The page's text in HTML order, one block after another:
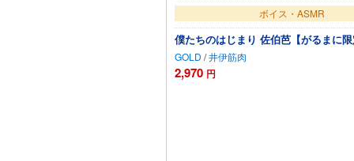
ボイス・ASMR
僕たちのはじまり 佐伯芭【がるまに
GOLD /井伊筋肉
2,970 円